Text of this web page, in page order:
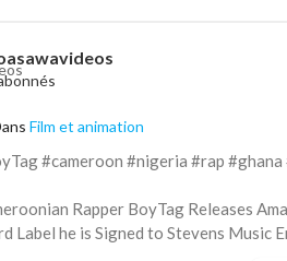
Film et animation
#cameroon #nigeria #rap
Rapper BoyTag Releases
Label he is Signed to Stevens Music